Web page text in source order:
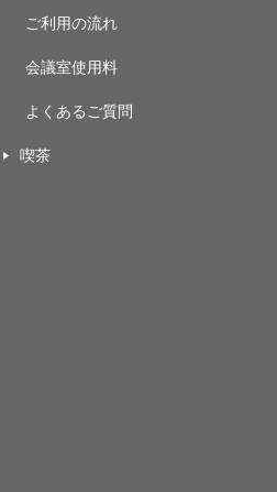
ご利用の流れ
会議室使用料
よくあるご質問
喫茶